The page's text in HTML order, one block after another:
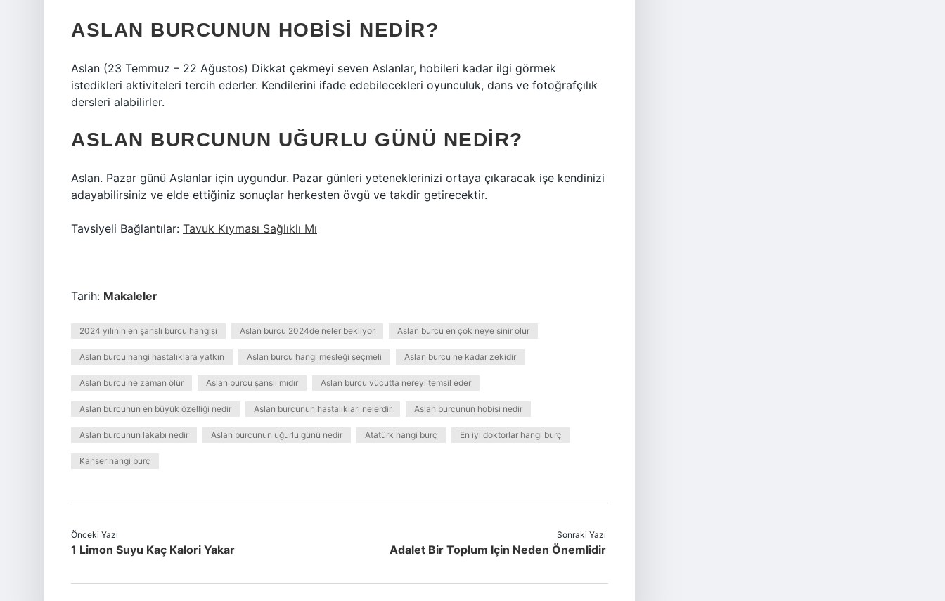
ASLAN BURCUNUN HOBISI NEDIR?
Aslan (23 Temmuz – 22 Ağustos) Dikkat çekmeyi seven Aslanlar, hobileri kadar ilgi görmek
istedikleri aktiviteleri tercih ederler. Kendilerini ifade edebilecekleri oyunculuk, dans ve fotoğrafçılık
dersleri alabilirler.
ASLAN BURCUNUN UĞURLU GÜNÜ NEDIR?
Aslan. Pazar günü Aslanlar için uygundur. Pazar günleri yeteneklerinizi ortaya çıkaracak işe kendinizi
adayabilirsiniz ve elde ettiğiniz sonuçlar herkesten övgü ve takdir getirecektir.
Tavsiyeli Bağlantılar: Tavuk Kıyması Sağlıklı Mı
Tarih: Makaleler
2024 yılının en şanslı burcu hangisi Aslan burcu 2024de neler bekliyor Aslan burcu en çok neye sinir olur
Aslan burcu hangi hastalıklara yatkın Aslan burcu hangi mesleği seçmeli Aslan burcu ne kadar zekidir
Aslan burcu ne zaman ölür Aslan burcu şanslı mıdır Aslan burcu vücutta nereyi temsil eder
Aslan burcunun en büyük özelliği nedir Aslan burcunun hastalıkları nelerdir Aslan burcunun hobisi nedir
Aslan burcunun lakabı nedir Aslan burcunun uğurlu günü nedir Atatürk hangi burç En iyi doktorlar hangi burç
Kanser hangi burç
Önceki Yazı
1 Limon Suyu Kaç Kalori Yakar
Sonraki Yazı
Adalet Bir Toplum Için Neden Önemlidir